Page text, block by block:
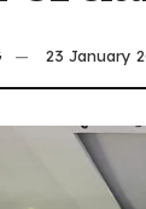
23 January